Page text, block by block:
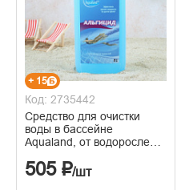
+ 15
Код: 2735442
Средство для очистки
воды в бассейне
Aqualand, от водорослей,
505 ₽/шт